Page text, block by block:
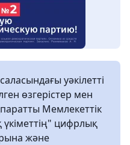
уәкілетті
өзгерістер мен
Мемлекеттік
цифрлық
және